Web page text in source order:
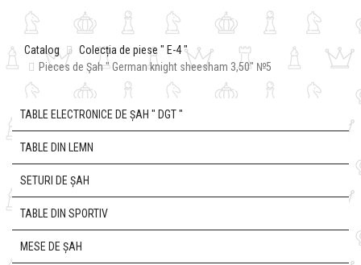
Catalog
Colecția de piese " E-4 "
Pieces de Şah " German knight sheesham 3,50" №5
TABLE ELECTRONICE DE ȘAH " DGT "
TABLE DIN LEMN
SETURI DE ȘAH
TABLE DIN SPORTIV
MESE DE ȘAH